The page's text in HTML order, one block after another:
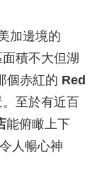
加邊境的
積不大但湖
個赤紅的 Red
至於有近百
能俯瞰上下
人暢心神